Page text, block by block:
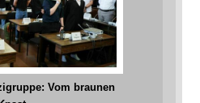
Vom braunen